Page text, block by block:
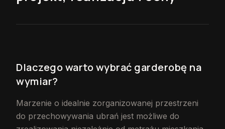
Dlaczego warto wybrać garderobę na
wymiar?
Marzenie o idealnie zorganizowanej przestrzeni
do przechowywania ubrań jest możliwe do